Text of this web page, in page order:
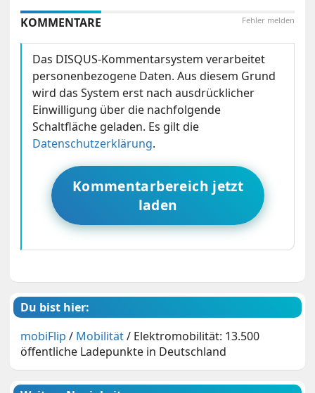
Fehler melden
KOMMENTARE
Das DISQUS-Kommentarsystem verarbeitet
personenbezogene Daten. Aus diesem Grund
wird das System erst nach ausdrücklicher
Einwilligung über die nachfolgende
Schaltfläche geladen. Es gilt die
Datenschutzerklärung.
Kommentarbereich jetzt
laden
Du bist hier:
mobiFlip / Mobilität/ Elektromobilität: 13.500
öffentliche Ladepunkte in Deutschland